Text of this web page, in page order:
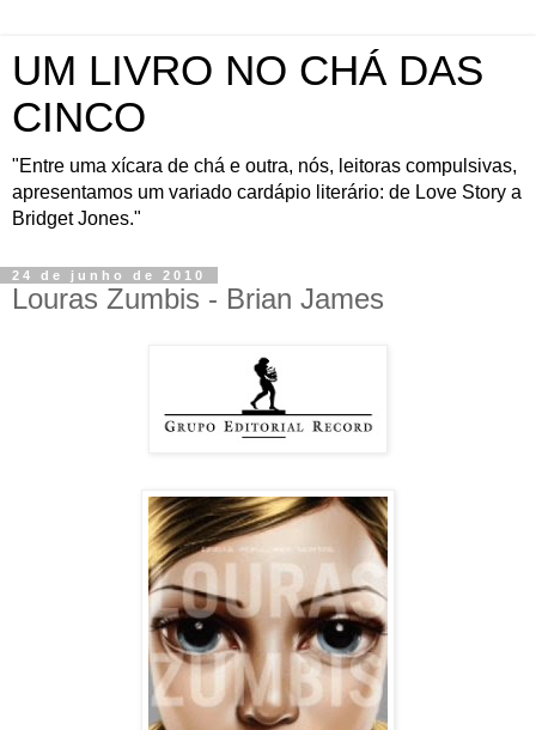
UM LIVRO NO CHÁ DAS
CINCO
"Entre uma xícara de chá e outra, nós, leitoras compulsivas,
apresentamos um variado cardápio literário: de Love Story a
Bridget Jones."
24 de junho de 2010
Louras Zumbis - Brian James